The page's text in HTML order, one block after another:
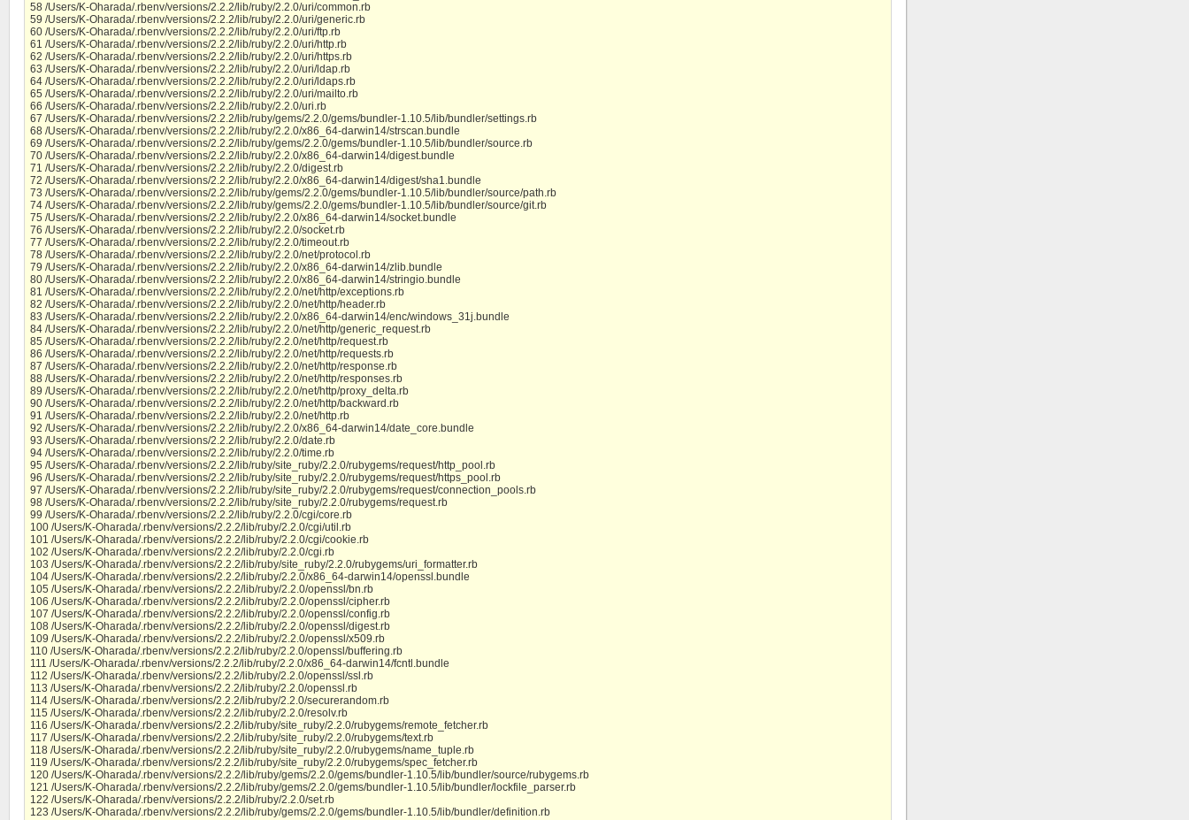
58 /Users/K-Oharada/.rbenv/versions/2.2.2/lib/ruby/2.2.0/uri/common.rb
59 /Users/K-Oharada/.rbenv/versions/2.2.2/lib/ruby/2.2.0/uri/generic.rb
60 /Users/K-Oharada/.rbenv/versions/2.2.2/lib/ruby/2.2.0/uri/ftp.rb
61 /Users/K-Oharada/.rbenv/versions/2.2.2/lib/ruby/2.2.0/uri/http.rb
62 /Users/K-Oharada/.rbenv/versions/2.2.2/lib/ruby/2.2.0/uri/https.rb
63 /Users/K-Oharada/.rbenv/versions/2.2.2/lib/ruby/2.2.0/uri/ldap.rb
64 /Users/K-Oharada/.rbenv/versions/2.2.2/lib/ruby/2.2.0/uri/ldaps.rb
65 /Users/K-Oharada/.rbenv/versions/2.2.2/lib/ruby/2.2.0/uri/mailto.rb
66 /Users/K-Oharada/.rbenv/versions/2.2.2/lib/ruby/2.2.0/uri.rb
67 /Users/K-Oharada/.rbenv/versions/2.2.2/lib/ruby/gems/2.2.0/gems/bundler-1.10.5/lib/bundler/settings.rb
68 /Users/K-Oharada/.rbenv/versions/2.2.2/lib/ruby/2.2.0/x86_64-darwin14/strscan.bundle
69 /Users/K-Oharada/.rbenv/versions/2.2.2/lib/ruby/gems/2.2.0/gems/bundler-1.10.5/lib/bundler/source.rb
70 /Users/K-Oharada/.rbenv/versions/2.2.2/lib/ruby/2.2.0/x86_64-darwin14/digest.bundle
71 /Users/K-Oharada/.rbenv/versions/2.2.2/lib/ruby/2.2.0/digest.rb
72 /Users/K-Oharada/.rbenv/versions/2.2.2/lib/ruby/2.2.0/x86_64-darwin14/digest/sha1.bundle
73 /Users/K-Oharada/.rbenv/versions/2.2.2/lib/ruby/gems/2.2.0/gems/bundler-1.10.5/lib/bundler/source/path.rb
74 /Users/K-Oharada/.rbenv/versions/2.2.2/lib/ruby/gems/2.2.0/gems/bundler-1.10.5/lib/bundler/source/git.rb
75 /Users/K-Oharada/.rbenv/versions/2.2.2/lib/ruby/2.2.0/x86_64-darwin14/socket.bundle
76 /Users/K-Oharada/.rbenv/versions/2.2.2/lib/ruby/2.2.0/socket.rb
77 /Users/K-Oharada/.rbenv/versions/2.2.2/lib/ruby/2.2.0/timeout.rb
78 /Users/K-Oharada/.rbenv/versions/2.2.2/lib/ruby/2.2.0/net/protocol.rb
79 /Users/K-Oharada/.rbenv/versions/2.2.2/lib/ruby/2.2.0/x86_64-darwin14/zlib.bundle
80 /Users/K-Oharada/.rbenv/versions/2.2.2/lib/ruby/2.2.0/x86_64-darwin14/stringio.bundle
81 /Users/K-Oharada/.rbenv/versions/2.2.2/lib/ruby/2.2.0/net/http/exceptions.rb
82 /Users/K-Oharada/.rbenv/versions/2.2.2/lib/ruby/2.2.0/net/http/header.rb
83 /Users/K-Oharada/.rbenv/versions/2.2.2/lib/ruby/2.2.0/x86_64-darwin14/enc/windows_31j.bundle
84 /Users/K-Oharada/.rbenv/versions/2.2.2/lib/ruby/2.2.0/net/http/generic_request.rb
85 /Users/K-Oharada/.rbenv/versions/2.2.2/lib/ruby/2.2.0/net/http/request.rb
86 /Users/K-Oharada/.rbenv/versions/2.2.2/lib/ruby/2.2.0/net/http/requests.rb
87 /Users/K-Oharada/.rbenv/versions/2.2.2/lib/ruby/2.2.0/net/http/response.rb
88 /Users/K-Oharada/.rbenv/versions/2.2.2/lib/ruby/2.2.0/net/http/responses.rb
89 /Users/K-Oharada/.rbenv/versions/2.2.2/lib/ruby/2.2.0/net/http/proxy_delta.rb
90 /Users/K-Oharada/.rbenv/versions/2.2.2/lib/ruby/2.2.0/net/http/backward.rb
91 /Users/K-Oharada/.rbenv/versions/2.2.2/lib/ruby/2.2.0/net/http.rb
92 /Users/K-Oharada/.rbenv/versions/2.2.2/lib/ruby/2.2.0/x86_64-darwin14/date_core.bundle
93 /Users/K-Oharada/.rbenv/versions/2.2.2/lib/ruby/2.2.0/date.rb
94 /Users/K-Oharada/.rbenv/versions/2.2.2/lib/ruby/2.2.0/time.rb
95 /Users/K-Oharada/.rbenv/versions/2.2.2/lib/ruby/site_ruby/2.2.0/rubygems/request/http_pool.rb
96 /Users/K-Oharada/.rbenv/versions/2.2.2/lib/ruby/site_ruby/2.2.0/rubygems/request/https_pool.rb
97 /Users/K-Oharada/.rbenv/versions/2.2.2/lib/ruby/site_ruby/2.2.0/rubygems/request/connection_pools.rb
98 /Users/K-Oharada/.rbenv/versions/2.2.2/lib/ruby/site_ruby/2.2.0/rubygems/request.rb
99 /Users/K-Oharada/.rbenv/versions/2.2.2/lib/ruby/2.2.0/cgi/core.rb
100 /Users/K-Oharada/.rbenv/versions/2.2.2/lib/ruby/2.2.0/cgi/util.rb
101 /Users/K-Oharada/.rbenv/versions/2.2.2/lib/ruby/2.2.0/cgi/cookie.rb
102 /Users/K-Oharada/.rbenv/versions/2.2.2/lib/ruby/2.2.0/cgi.rb
103 /Users/K-Oharada/.rbenv/versions/2.2.2/lib/ruby/site_ruby/2.2.0/rubygems/uri_formatter.rb
104 /Users/K-Oharada/.rbenv/versions/2.2.2/lib/ruby/2.2.0/x86_64-darwin14/openssl.bundle
105 /Users/K-Oharada/.rbenv/versions/2.2.2/lib/ruby/2.2.0/openssl/bn.rb
106 /Users/K-Oharada/.rbenv/versions/2.2.2/lib/ruby/2.2.0/openssl/cipher.rb
107 /Users/K-Oharada/.rbenv/versions/2.2.2/lib/ruby/2.2.0/openssl/config.rb
108 /Users/K-Oharada/.rbenv/versions/2.2.2/lib/ruby/2.2.0/openssl/digest.rb
109 /Users/K-Oharada/.rbenv/versions/2.2.2/lib/ruby/2.2.0/openssl/x509.rb
110 /Users/K-Oharada/.rbenv/versions/2.2.2/lib/ruby/2.2.0/openssl/buffering.rb
111 /Users/K-Oharada/.rbenv/versions/2.2.2/lib/ruby/2.2.0/x86_64-darwin14/fcntl.bundle
112 /Users/K-Oharada/.rbenv/versions/2.2.2/lib/ruby/2.2.0/openssl/ssl.rb
113 /Users/K-Oharada/.rbenv/versions/2.2.2/lib/ruby/2.2.0/openssl.rb
114 /Users/K-Oharada/.rbenv/versions/2.2.2/lib/ruby/2.2.0/securerandom.rb
115 /Users/K-Oharada/.rbenv/versions/2.2.2/lib/ruby/2.2.0/resolv.rb
116 /Users/K-Oharada/.rbenv/versions/2.2.2/lib/ruby/site_ruby/2.2.0/rubygems/remote_fetcher.rb
117 /Users/K-Oharada/.rbenv/versions/2.2.2/lib/ruby/site_ruby/2.2.0/rubygems/text.rb
118 /Users/K-Oharada/.rbenv/versions/2.2.2/lib/ruby/site_ruby/2.2.0/rubygems/name_tuple.rb
119 /Users/K-Oharada/.rbenv/versions/2.2.2/lib/ruby/site_ruby/2.2.0/rubygems/spec_fetcher.rb
120 /Users/K-Oharada/.rbenv/versions/2.2.2/lib/ruby/gems/2.2.0/gems/bundler-1.10.5/lib/bundler/source/rubygems.rb
121 /Users/K-Oharada/.rbenv/versions/2.2.2/lib/ruby/gems/2.2.0/gems/bundler-1.10.5/lib/bundler/lockfile_parser.rb
122 /Users/K-Oharada/.rbenv/versions/2.2.2/lib/ruby/2.2.0/set.rb
123 /Users/K-Oharada/.rbenv/versions/2.2.2/lib/ruby/gems/2.2.0/gems/bundler-1.10.5/lib/bundler/definition.rb